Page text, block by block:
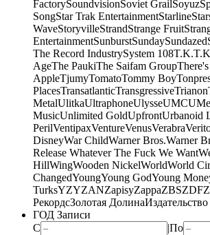
FactorySoundvisionSoviet GrailSoyuz
SongStar Trak EntertainmentStarline
WaveStoryvilleStrandStrange Fruit
EntertainmentSunburstSundaySundazed
The Record IndustrySystem 108T.K.
AgeThe PaukiThe Saifam Group
AppleTjumyTomatoTommy Boy
PlacesTransatlanticTransgressiveTrianon
MetalUlitkaUltraphoneUlysseUMCUMe
MusicUnlimited GoldUpfrontUrbanoid
PerilVentipaxVentureVenusVerabra
DisneyWar ChildWarner Bros.Warner
Release Whatever The Fuck We Want
HillWingWooden NickelWorldWorld
ChangedYoungYoung GodYoung
TurksYZYZANZapisyZappaZBSZDF
РекордсЗолотая Долина
ГОД Записи
С
|По